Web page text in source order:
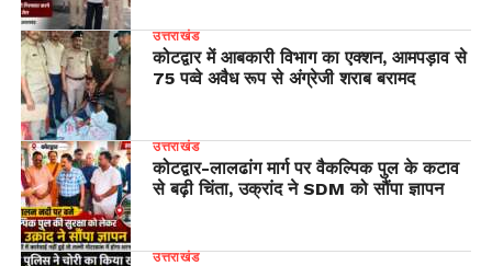
उत्तराखंड
कोटद्वार में आबकारी विभाग का एक्शन, आमपड़ाव से
75 पव्वे अवैध रूप से अंग्रेजी शराब बरामद
उत्तराखंड
​कोटद्वार-लालढांग मार्ग पर वैकल्पिक पुल के कटाव
से बढ़ी चिंता, उक्रांद ने SDM को सौंपा ज्ञापन
उत्तराखंड